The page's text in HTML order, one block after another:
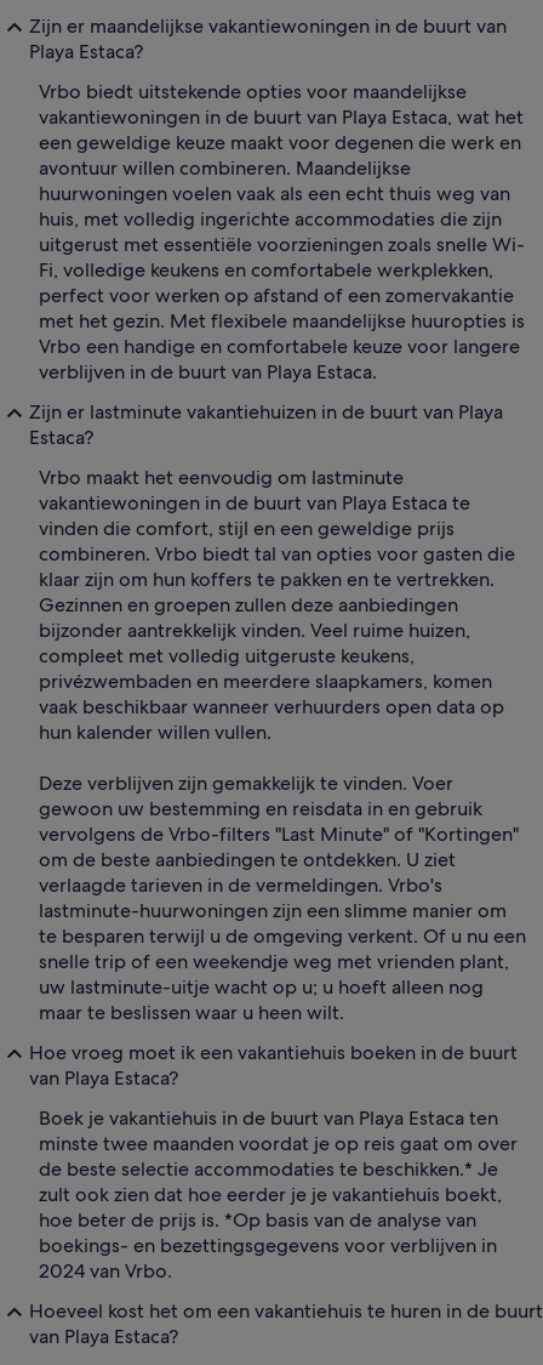
Zijn er maandelijkse vakantiewoningen in de buurt van
Playa Estaca?
Vrbo biedt uitstekende opties voor maandelijkse
vakantiewoningen in de buurt van Playa Estaca, wat het
een geweldige keuze maakt voor degenen die werk en
avontuur willen combineren. Maandelijkse
huurwoningen voelen vaak als een echt thuis weg van
huis, met volledig ingerichte accommodaties die zijn
uitgerust met essentiële voorzieningen zoals snelle Wi-
Fi, volledige keukens en comfortabele werkplekken,
perfect voor werken op afstand of een zomervakantie
met het gezin. Met flexibele maandelijkse huuropties is
Vrbo een handige en comfortabele keuze voor langere
verblijven in de buurt van Playa Estaca.
Zijn er lastminute vakantiehuizen in de buurt van Playa
Estaca?
Vrbo maakt het eenvoudig om lastminute
vakantiewoningen in de buurt van Playa Estaca te
vinden die comfort, stijl en een geweldige prijs
combineren. Vrbo biedt tal van opties voor gasten die
klaar zijn om hun koffers te pakken en te vertrekken.
Gezinnen en groepen zullen deze aanbiedingen
bijzonder aantrekkelijk vinden. Veel ruime huizen,
compleet met volledig uitgeruste keukens,
privézwembaden en meerdere slaapkamers, komen
vaak beschikbaar wanneer verhuurders open data op
hun kalender willen vullen.
Deze verblijven zijn gemakkelijk te vinden. Voer
gewoon uw bestemming en reisdata in en gebruik
vervolgens de Vrbo-filters "Last Minute" of "Kortingen"
om de beste aanbiedingen te ontdekken. U ziet
verlaagde tarieven in de vermeldingen. Vrbo's
lastminute-huurwoningen zijn een slimme manier om
te besparen terwijl u de omgeving verkent. Of u nu een
snelle trip of een weekendje weg met vrienden plant,
uw lastminute-uitje wacht op u; u hoeft alleen nog
maar te beslissen waar u heen wilt.
Hoe vroeg moet ik een vakantiehuis boeken in de buurt
van Playa Estaca?
Boek je vakantiehuis in de buurt van Playa Estaca ten
minste twee maanden voordat je op reis gaat om over
de beste selectie accommodaties te beschikken.* Je
zult ook zien dat hoe eerder je je vakantiehuis boekt,
hoe beter de prijs is. *Op basis van de analyse van
boekings- en bezettingsgegevens voor verblijven in
2024 van Vrbo.
Hoeveel kost het om een vakantiehuis te huren in de buurt
van Playa Estaca?